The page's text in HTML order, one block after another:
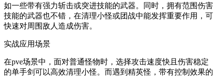
如一些带有强力斩击或突进技能的武器。同时，拥有范围伤害
技能的武器也不错，在清理小怪或团战中能发挥重要作用，可
快速对周围敌人造成伤害。
实战应用场景
在pve场景中，面对普通怪物时，选择攻击速度快且伤害稳定
的单手剑可以高效清理小怪。而遇到精英怪，带有控制效果的